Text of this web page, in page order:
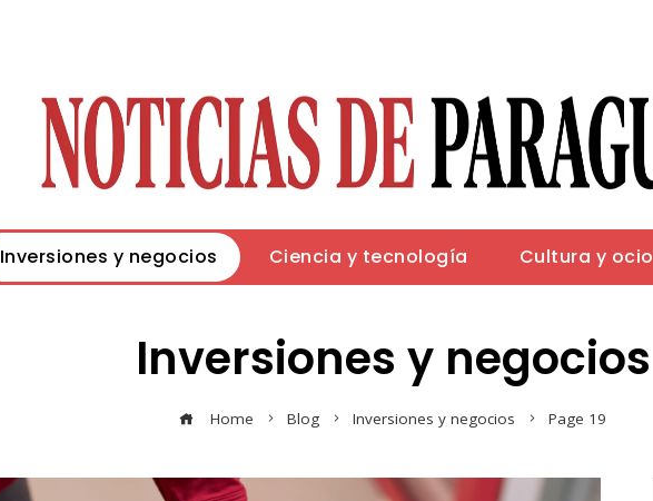
Inversiones y negocios Ciencia y tecnología Cultura y ocio
Inversiones y negocios
Home Blog Inversiones y negocios Page 19